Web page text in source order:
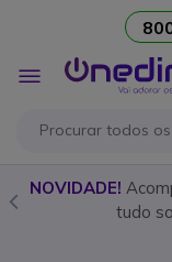
Alternar
Nav
NOVIDADE!
tudo